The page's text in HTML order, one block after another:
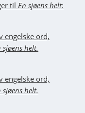
til En sjøens helt:
engelske ord,
sjøens helt.
engelske ord,
sjøens helt.